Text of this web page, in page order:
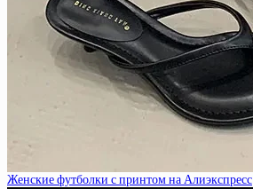
Женские футболки с принтом на Алиэкспресс